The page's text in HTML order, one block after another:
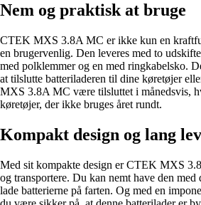
Nem og praktisk at bruge
CTEK MXS 3.8A MC er ikke kun en
en brugervenlig. Den leveres med to
med polklemmer og en med ringkabelsko.
at tilslutte batteriladeren til dine køretøjer
MXS 3.8A MC være tilsluttet i månedsvis,
køretøjer, der ikke bruges året rundt.
Kompakt design og lang
Med sit kompakte design er CTEK MXS
og transportere. Du kan nemt have den
lade batterierne på farten. Og med en